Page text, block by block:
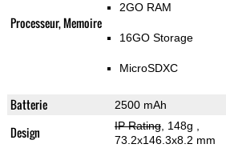
Processeur, Memoire
2GO RAM
16GO Storage
MicroSDXC
Batterie 2500 mAh
Design IP Rating, 148g
73.2x146.3x8.2 mm